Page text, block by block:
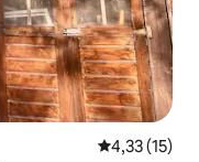
4,33 (15)